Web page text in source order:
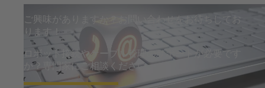
ご興味がありますか？お問い合わせをお待ちしてお
ります！
ロボット接続やケーブル管理のサポートが必要です
か？専門家にご相談ください。